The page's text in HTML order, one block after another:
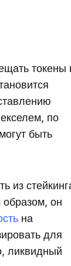
токены
по
быть
из
образом, он
на
для
ликвидный